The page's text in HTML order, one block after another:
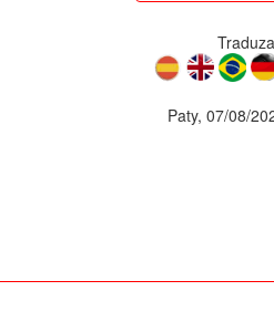
Paty, 07/08/